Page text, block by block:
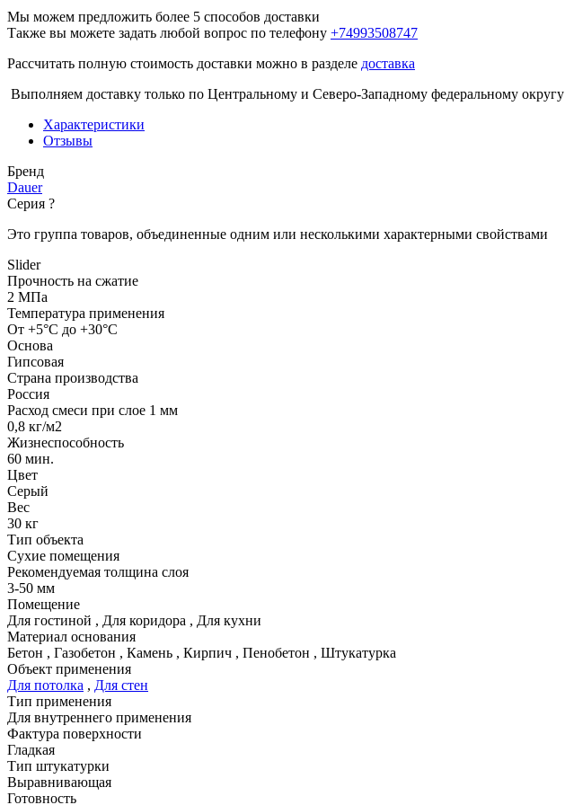
Мы можем предложить более 5 способов доставки
Также вы можете задать любой вопрос по телефону +74993508747
Рассчитать полную стоимость доставки можно в разделе доставка
Выполняем доставку только по Центральному и Северо-Западному федеральному округу
Характеристики
Отзывы
Бренд
Dauer
Серия ?
Это группа товаров, объединенные одним или несколькими характерными свойствами
Slider
Прочность на сжатие
2 МПа
Температура применения
От +5°С до +30°С
Основа
Гипсовая
Страна производства
Россия
Расход смеси при слое 1 мм
0,8 кг/м2
Жизнеспособность
60 мин.
Цвет
Серый
Вес
30 кг
Тип объекта
Сухие помещения
Рекомендуемая толщина слоя
3-50 мм
Помещение
Для гостиной , Для коридора , Для кухни
Материал основания
Бетон , Газобетон , Камень , Кирпич , Пенобетон , Штукатурка
Объект применения
Для потолка , Для стен
Тип применения
Для внутреннего применения
Фактура поверхности
Гладкая
Тип штукатурки
Выравнивающая
Готовность